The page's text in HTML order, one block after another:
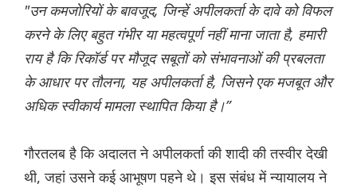
"उन कमजोरियों के बावजूद, जिन्हें अपीलकर्ता के दावे को विफल
करने के लिए बहुत गंभीर या महत्वपूर्ण नहीं माना जाता है, हमारी
राय है कि रिकॉर्ड पर मौजूद सबूतों को संभावनाओं की प्रबलता
के आधार पर तौलना, यह अपीलकर्ता है, जिसने एक मजबूत और
अधिक स्वीकार्य मामला स्थापित किया है।”
गौरतलब है कि अदालत ने अपीलकर्ता की शादी की तस्वीर देखी
थी, जहां उसने कई आभूषण पहने थे। इस संबंध में न्यायालय ने